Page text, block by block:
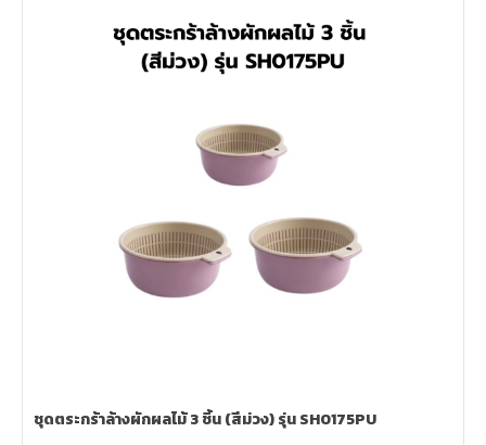
ชุดตระกร้าล้างผักผลไม้ 3 ชิ้น (สีม่วง) รุ่น SH0175PU